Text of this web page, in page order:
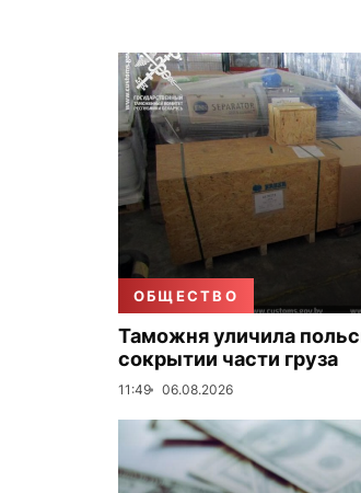
ОБЩЕСТВО
Таможня уличила
сокрытии части груза
11:49 06.08.2026